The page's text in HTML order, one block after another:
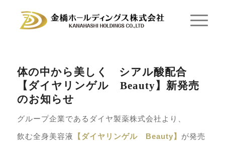
体の中から美しく シアル酸配合
【ダイヤリンゲル Beauty】新発売
のお知らせ
グループ企業であるダイヤ製薬株式会社より、
飲む全身美容液 【ダイヤリンゲル Beauty】 が発売